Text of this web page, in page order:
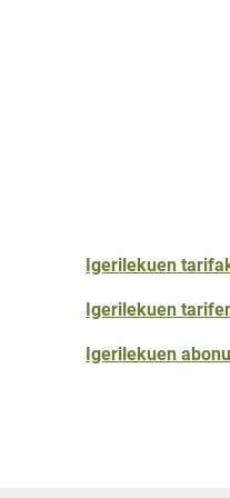
Igerilekuen
Igerilekuen
Igerilekuen